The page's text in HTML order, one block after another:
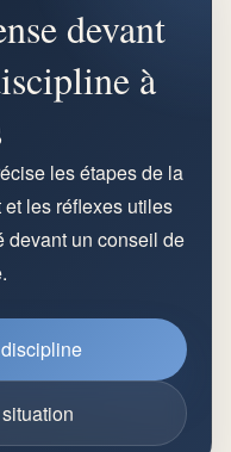
devant
à
les étapes de la
les réflexes utiles
devant un conseil de